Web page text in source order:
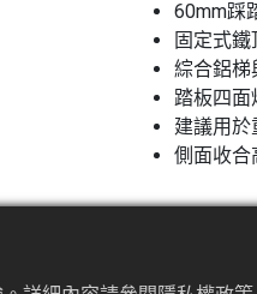
60mm踩
固定式鐵
綜合鋁梯
踏板四面
建議用於
側面收合